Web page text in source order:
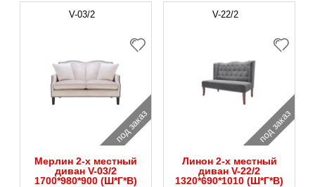
V-03/2
под заказ
Мерлин 2-х местный
диван V-03/2
1700*980*900 (Ш*Г*В)
V-22/2
под заказ
Линон 2-х местный
диван V-22/2
1320*690*1010 (Ш*Г*В)